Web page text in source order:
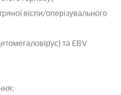
віспи/оперізувального
та EBV